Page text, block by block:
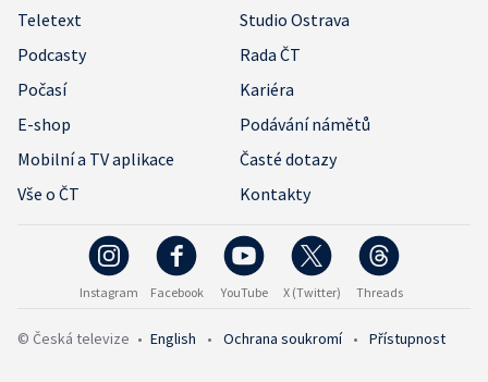
Teletext
Studio Ostrava
Podcasty
Rada ČT
Počasí
Kariéra
E-shop
Podávání námětů
Mobilní a TV aplikace
Časté dotazy
Vše o ČT
Kontakty
Instagram Facebook YouTube X (Twitter) Threads
© Česká televize • English • Ochrana soukromí • Přístupnost